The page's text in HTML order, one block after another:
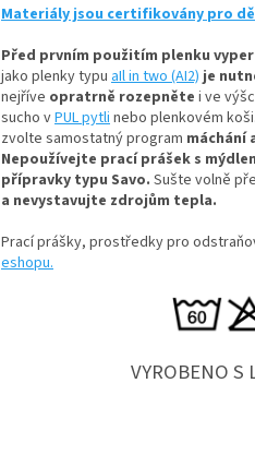
Materiály jsou certifikovány pro
Před prvním použitím plenku
jako plenky typu aIl in two (AI2) je
nejříve opratrně rozepněte i ve
sucho vPUL pytlinebo plenkovém koši.
zvolte samostatný program máchání
Nepoužívejte prací prášek s
přípravky typu Savo. Sušte volně
a nevystavujte zdrojům tepla.
Prací prášky, prostředky pro
eshopu.
VYROBENO S